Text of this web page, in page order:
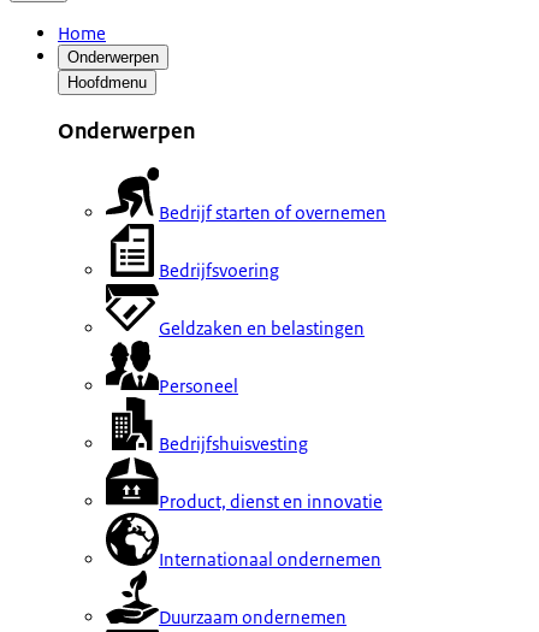
Home
Onderwerpen
Hoofdmenu
Onderwerpen
Bedrijf starten of overnemen
Bedrijfsvoering
Geldzaken en belastingen
Personeel
Bedrijfshuisvesting
Product, dienst en innovatie
Internationaal ondernemen
Duurzaam ondernemen